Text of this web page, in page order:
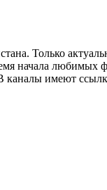
Только
начала любимых
имеют